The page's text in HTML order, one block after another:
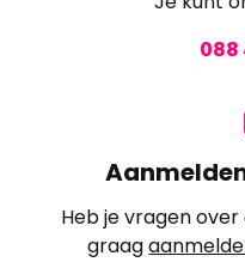
088
Heb je vragen
graag